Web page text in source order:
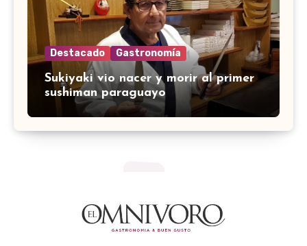
Destacado Gastronomía
Sukiyaki vio nacer y morir al primer
sushiman paraguayo